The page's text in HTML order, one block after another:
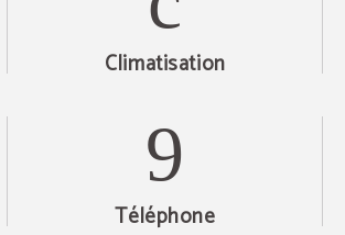
Climatisation
Téléphone